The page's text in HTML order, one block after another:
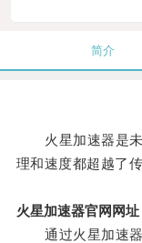
简介
火星加速器是未
理和速度都超越了
火星加速器官网网址
通过火星加速器